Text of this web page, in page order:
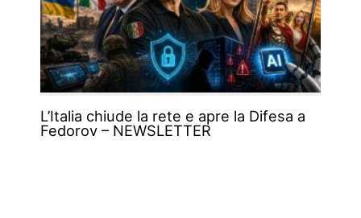
L’Italia chiude la rete e apre la Difesa a
Fedorov – NEWSLETTER